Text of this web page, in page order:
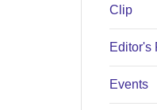
Clip
Editor's
Events